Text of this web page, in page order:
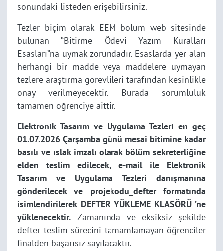
sonundaki listeden erişebilirsiniz.
Tezler biçim olarak EEM bölüm web sitesinde
bulunan “Bitirme Ödevi Yazım Kuralları
Esasları”na uymak zorundadır. Esaslarda yer alan
herhangi bir madde veya maddelere uymayan
tezlere araştırma görevlileri tarafından kesinlikle
onay verilmeyecektir. Burada sorumluluk
tamamen öğrenciye aittir.
Elektronik Tasarım ve Uygulama Tezleri en geç
01.07.2026 Çarşamba günü mesai bitimine kadar
basılı ve ıslak imzalı olarak bölüm sekreterliğine
elden teslim edilecek, e-mail ile Elektronik
Tasarım ve Uygulama Tezleri danışmanına
gönderilecek ve projekodu_defter formatında
isimlendirilerek DEFTER YÜKLEME KLASÖRÜ ’ne
yüklenecektir. Zamanında ve eksiksiz şekilde
defter teslim sürecini tamamlamayan öğrenciler
finalden başarısız sayılacaktır.